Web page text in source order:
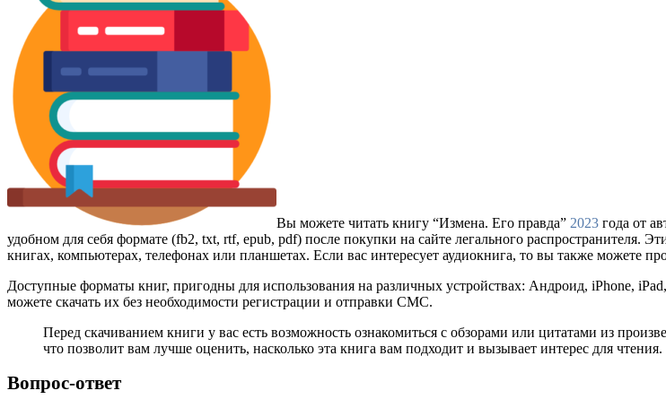
Вы можете читать книгу “Измена. Его правда” 2023 года от
удобном для себя формате (fb2, txt, rtf, epub, pdf) после покупки на сайте легального распространителя.
книгах, компьютерах, телефонах или планшетах. Если вас интересует аудиокнига, то вы также можете
Доступные форматы книг, пригодны для использования на различных устройствах: Андроид, iPhone,
можете скачать их без необходимости регистрации и отправки СМС.
Перед скачиванием книги у вас есть возможность ознакомиться с обзорами или цитатами из
что позволит вам лучше оценить, насколько эта книга вам подходит и вызывает интерес для чтения.
Вопрос-ответ